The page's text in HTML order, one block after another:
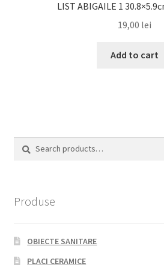
LIST ABIGAILE 1
19,00 lei
Add to cart
Search
Search
Produse
OBIECTE SANITARE
PLACI CERAMICE